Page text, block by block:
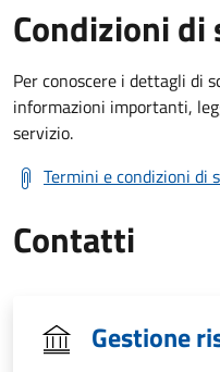
Condizioni di
Per conoscere i dettagli di
informazioni importanti,
servizio.
Termini e condizioni di
Contatti
Gestione